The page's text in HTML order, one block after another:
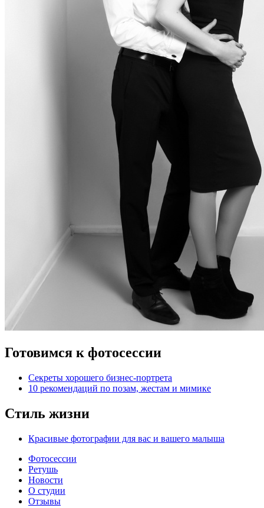
Готовимся к фотосессии
Секреты хорошего бизнес-портрета
10 рекомендаций по позам, жестам и мимике
Стиль жизни
Красивые фотографии для вас и вашего малыша
Фотосессии
Ретушь
Новости
О студии
Отзывы